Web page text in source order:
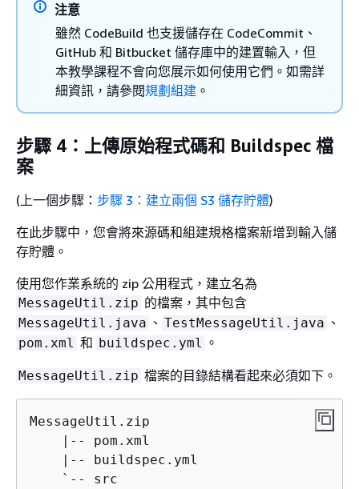
注意
雖然 CodeBuild 也支援儲存在 CodeCommit、
GitHub 和 Bitbucket 儲存庫中的建置輸入，但
本教學課程不會向您展示如何使用它們。如需詳
細資訊，請參閱規劃組建 。
步驟 4：上傳原始程式碼和 Buildspec 檔
案
(上一個步驟： 步驟 3：建立兩個 S3 儲存貯體)
在此步驟中，您會將來源碼和組建規格檔案新增到輸入儲
存貯體。
使用您作業系統的 zip 公用程式，建立名為
MessageUtil.zip 的檔案，其中包含
MessageUtil.java 、 TestMessageUtil.java 、
pom.xml 和 buildspec.yml 。
MessageUtil.zip 檔案的目錄結構看起來必須如下。
MessageUtil.zip
    |-- pom.xml
    |-- buildspec.yml
    `-- src